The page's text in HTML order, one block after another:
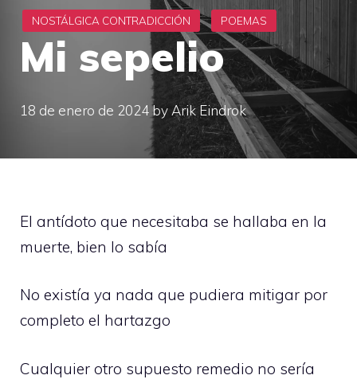
Mi sepelio
18 de enero de 2024by Arik Eindrok
El antídoto que necesitaba se hallaba en la
muerte, bien lo sabía
No existía ya nada que pudiera mitigar por
completo el hartazgo
Cualquier otro supuesto remedio no sería